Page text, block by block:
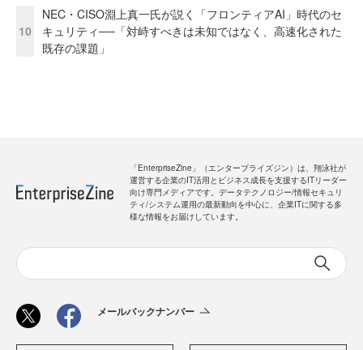
10
NEC・CISO淵上真一氏が説く「フロンティアAI」時代のセ
キュリティ──「対峙すべきは未知ではなく、高速化された
既存の課題」
「EnterpriseZine」（エンタープライズジン）は、翔泳社が
運営する企業のIT活用とビジネス成長を支援するITリーダー
向け専門メディアです。データテクノロジー/情報セキュリ
ティ/システム運用の最新動向を中心に、企業ITに関する多
様な情報をお届けしています。
メールバックナンバー